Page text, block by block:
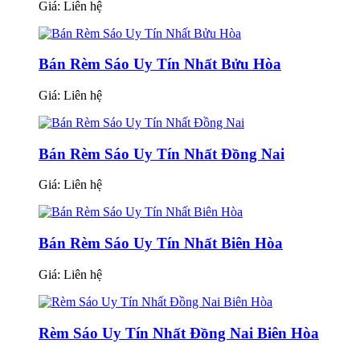
Giá: Liên hệ
Bán Rèm Sáo Uy Tín Nhất Bửu Hòa
Giá: Liên hệ
Bán Rèm Sáo Uy Tín Nhất Đồng Nai
Giá: Liên hệ
Bán Rèm Sáo Uy Tín Nhất Biên Hòa
Giá: Liên hệ
Rèm Sáo Uy Tín Nhất Đồng Nai Biên Hòa